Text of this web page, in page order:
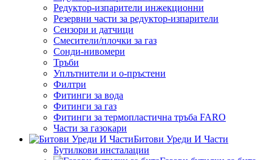
Редуктор-изпарители инжекционни
Резервни части за редуктор-изпарители
Сензори и датчици
Смесители/плочки за газ
Сонди-нивомери
Тръби
Уплътнители и о-пръстени
Филтри
Фитинги за вода
Фитинги за газ
Фитинги за термопластична тръба FARO
Части за газокари
Битови Уреди И Части
Бутилкови инсталации